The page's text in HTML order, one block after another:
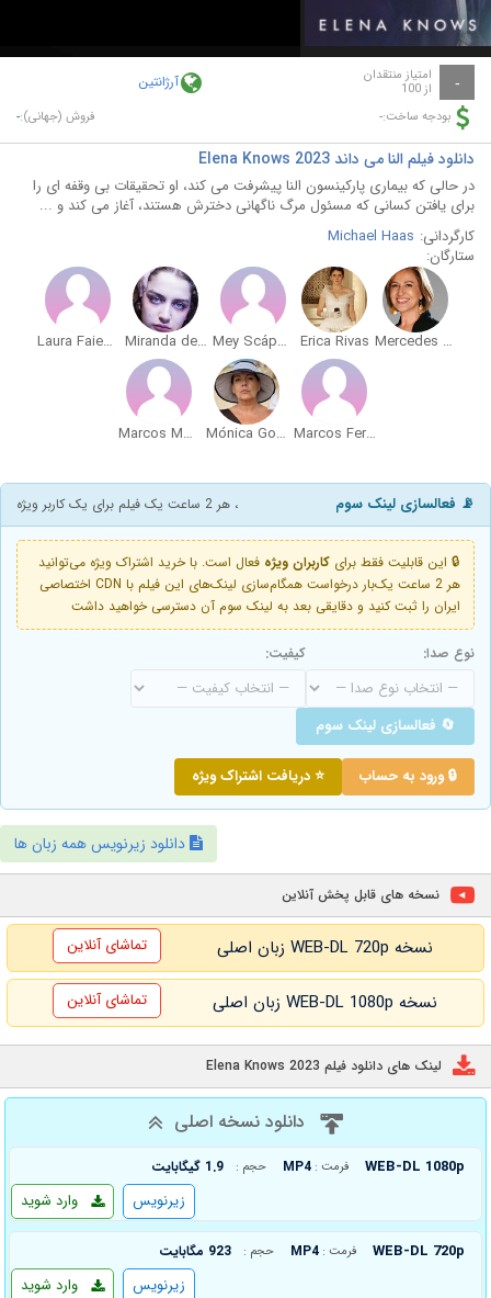
Video
- امتیاز منتقدان
از 100 آرژانتین
بودجه ساخت:- فروش (جهانی):-
دانلود فیلم النا می داند Elena Knows 2023
در حالی که بیماری پارکینسون النا پیشرفت می کند، او تحقیقات بی وقفه ای را
برای یافتن کسانی که مسئول مرگ ناگهانی دخترش هستند، آغاز می کند و ...
کارگردانی: Michael Haas
ستارگان:
Mercedes Morán
Erica Rivas
Mey Scápola
Miranda de la Serna
Laura Faienza
Marcos Ferrante
Mónica Gonzaga
Marcos Montes
📡 فعالسازی لینک سوم ، هر 2 ساعت یک فیلم برای یک کاربر ویژه
🔒 این قابلیت فقط برای کاربران ویژه فعال است. با خرید اشتراک ویژه می‌توانید
هر 2 ساعت یک‌بار درخواست همگام‌سازی لینک‌های این فیلم با CDN اختصاصی
ایران را ثبت کنید و دقایقی بعد به لینک سوم آن دسترسی خواهید داشت
نوع صدا: کیفیت:
🔄 فعالسازی لینک سوم
🔒 ورود به حساب ⭐ دریافت اشتراک ویژه
دانلود زیرنویس همه زبان ها
نسخه های قابل پخش آنلاین
نسخه WEB-DL 720p زبان اصلی تماشای آنلاین
نسخه WEB-DL 1080p زبان اصلی تماشای آنلاین
لینک های دانلود فیلم Elena Knows 2023
دانلود نسخه اصلی
WEB-DL 1080p فرمت : MP4 حجم : 1.9 گیگابایت
وارد شوید زیرنویس
WEB-DL 720p فرمت : MP4 حجم : 923 مگابایت
وارد شوید زیرنویس